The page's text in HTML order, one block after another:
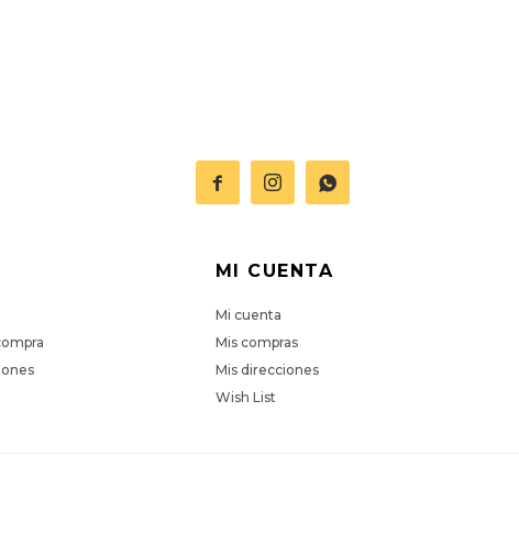
  
MI CUENTA
Mi cuenta
Mis compras
Mis direcciones
Wish List